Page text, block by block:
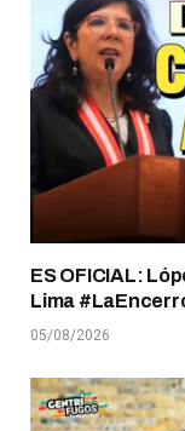
ES OFICIAL:
Lima
05/08/2026